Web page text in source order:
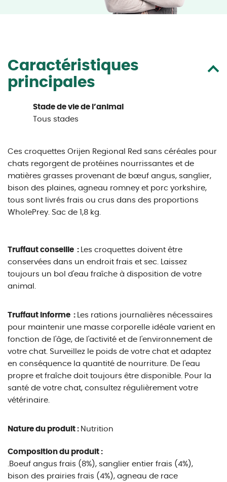
Caractéristiques
principales
Stade de vie de l’animal
Tous stades
Ces croquettes Orijen Regional Red sans céréales pour
chats regorgent de protéines nourrissantes et de
matières grasses provenant de bœuf angus, sanglier,
bison des plaines, agneau romney et porc yorkshire,
tous sont livrés frais ou crus dans des proportions
WholePrey. Sac de 1,8 kg.
Truffaut conseille : Les croquettes doivent être
conservées dans un endroit frais et sec. Laissez
toujours un bol d'eau fraîche à disposition de votre
animal.
Truffaut informe : Les rations journalières nécessaires
pour maintenir une masse corporelle idéale varient en
fonction de l'âge, de l'activité et de l'environnement de
votre chat. Surveillez le poids de votre chat et adaptez
en conséquence la quantité de nourriture. De l'eau
propre et fraîche doit toujours être disponible. Pour la
santé de votre chat, consultez régulièrement votre
vétérinaire.
Nature du produit : Nutrition
Composition du produit :
.Boeuf angus frais (8%), sanglier entier frais (4%),
bison des prairies frais (4%), agneau de race